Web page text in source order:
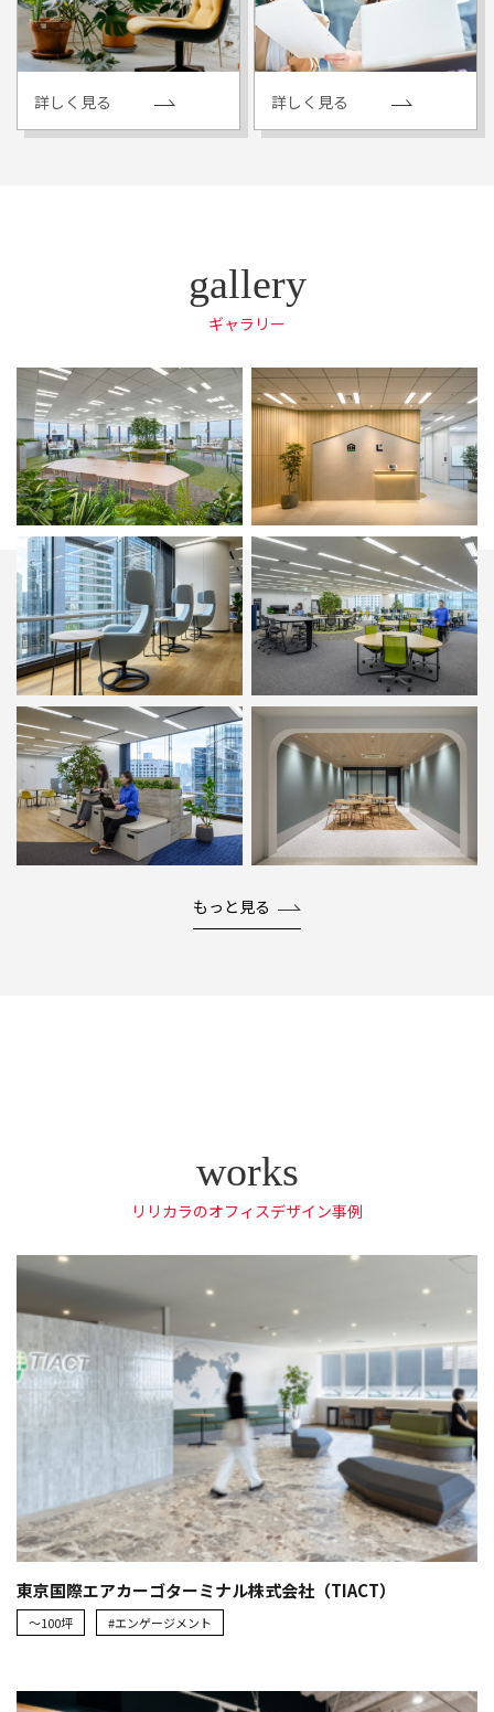
詳しく見る 詳しく見る
ギャラリー
もっと見る
リリカラのオフィスデザイン事例
東京国際エアカーゴターミナル株式会社（TIACT）
～100坪 #エンゲージメント